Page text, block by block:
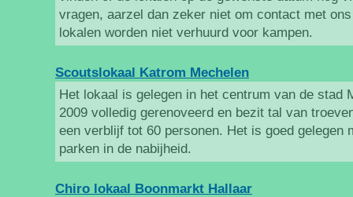
vragen, aarzel dan zeker niet om contact met
lokalen worden niet verhuurd voor kampen.
Scoutslokaal Katrom Mechelen
Het lokaal is gelegen in het centrum van de stad
2009 volledig gerenoveerd en bezit tal van
een verblijf tot 60 personen. Het is goed gelegen
parken in de nabijheid.
Chiro lokaal Boonmarkt Hallaar